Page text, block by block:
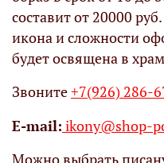
составит от 20000
икона и сложности
будет освящена в
Звоните+7(926) 286-
Е-mail: ikony@shop-